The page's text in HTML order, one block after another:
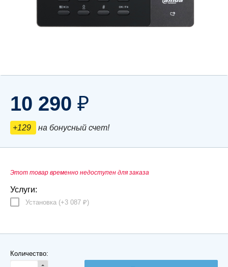
10 290 ₽
+129 на бонусный счет!
Этот товар временно недоступен для заказа
Услуги:
Установка (+3 087 ₽)
Количество: